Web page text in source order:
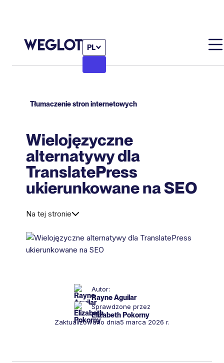
PL
Tłumaczenie stron internetowych
Wielojęzyczne
alternatywy dla
TranslatePress
ukierunkowane na SEO
Na tej stronie
Autor:
Rayne Aguilar
Sprawdzone przez
Elizabeth Pokorny
Zaktualizowano dnia5 marca 2026 r.